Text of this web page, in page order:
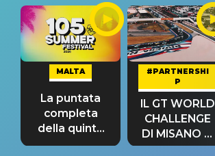
MALTA
La puntata
completa
della quinta
tappa
#PARTNERSHI
P
IL GT WORLD
CHALLENGE
DI MISANO si
riconferma